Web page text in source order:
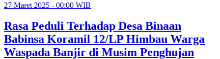
27 Maret 2025 - 00:00 WIB
Rasa Peduli Terhadap Desa Binaan
Babinsa Koramil 12/LP Himbau Warga
Waspada Banjir di Musim Penghujan